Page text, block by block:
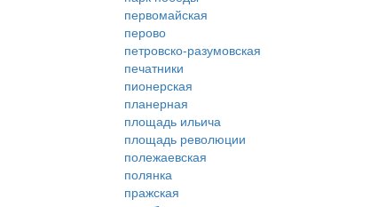
первомайская
перово
петровско-разумовская
печатники
пионерская
планерная
площадь ильича
площадь революции
полежаевская
полянка
пражская